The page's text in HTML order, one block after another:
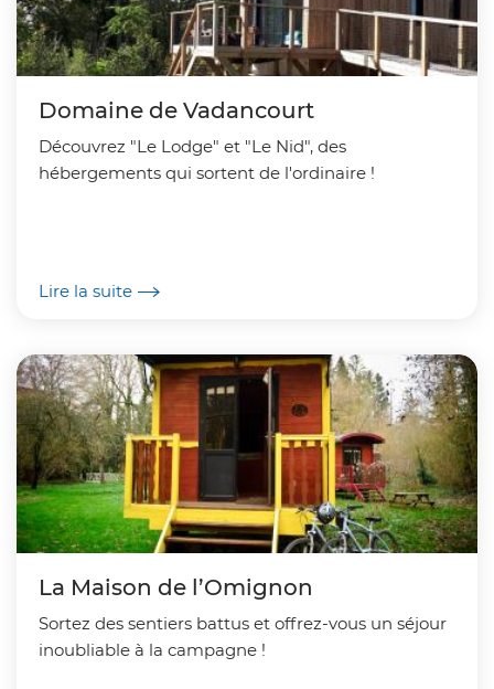
Domaine de Vadancourt
Découvrez "Le Lodge" et "Le Nid", des
hébergements qui sortent de l'ordinaire !
Lire la suite
La Maison de l’Omignon
Sortez des sentiers battus et offrez-vous un séjour
inoubliable à la campagne !